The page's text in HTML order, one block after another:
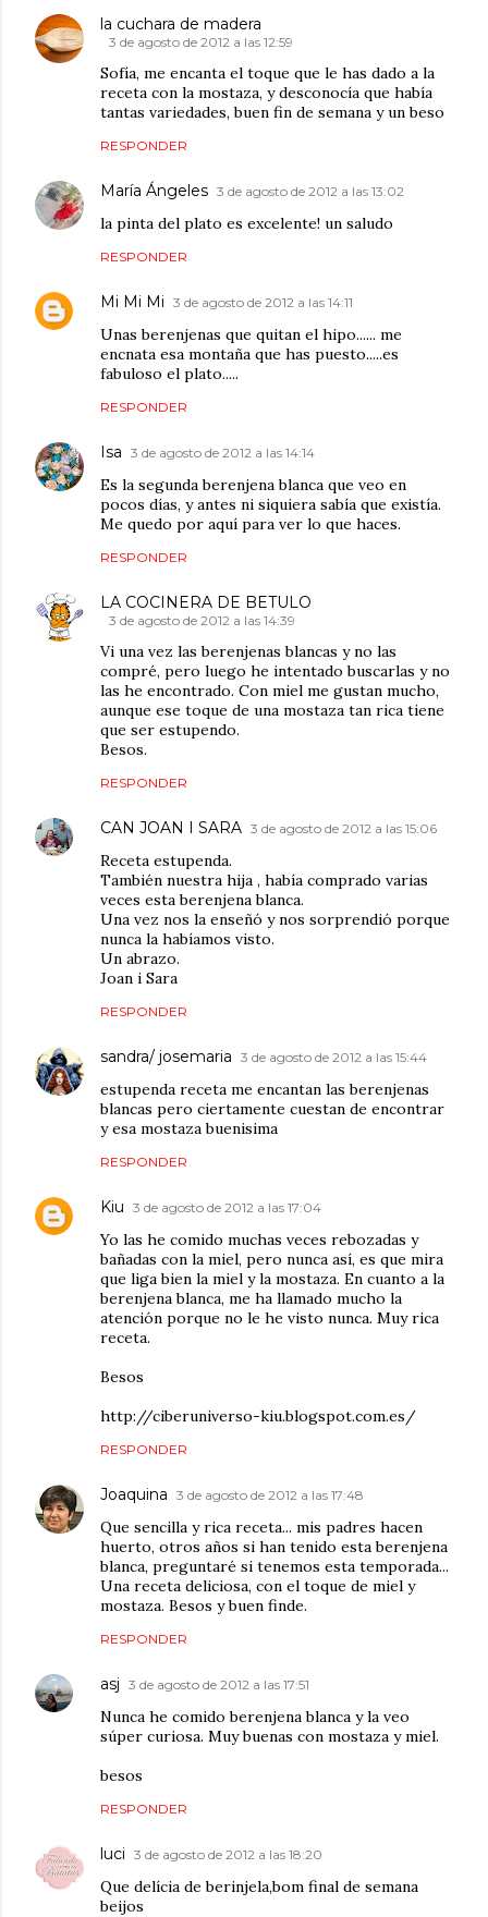
la cuchara de madera
3 de agosto de 2012 a las 12:59
Sofía, me encanta el toque que le has dado a la
receta con la mostaza, y desconocía que había
tantas variedades, buen fin de semana y un beso
RESPONDER
María Ángeles 3 de agosto de 2012 a las 13:02
la pinta del plato es excelente! un saludo
RESPONDER
Mi Mi Mi 3 de agosto de 2012 a las 14:11
Unas berenjenas que quitan el hipo...... me
encnata esa montaña que has puesto.....es
fabuloso el plato.....
RESPONDER
Isa 3 de agosto de 2012 a las 14:14
Es la segunda berenjena blanca que veo en
pocos días, y antes ni siquiera sabía que existía.
Me quedo por aquí para ver lo que haces.
RESPONDER
LA COCINERA DE BETULO
3 de agosto de 2012 a las 14:39
Vi una vez las berenjenas blancas y no las
compré, pero luego he intentado buscarlas y no
las he encontrado. Con miel me gustan mucho,
aunque ese toque de una mostaza tan rica tiene
que ser estupendo.
Besos.
RESPONDER
CAN JOAN I SARA 3 de agosto de 2012 a las 15:06
Receta estupenda.
También nuestra hija , había comprado varias
veces esta berenjena blanca.
Una vez nos la enseñó y nos sorprendió porque
nunca la habíamos visto.
Un abrazo.
Joan i Sara
RESPONDER
sandra/ josemaria 3 de agosto de 2012 a las 15:44
estupenda receta me encantan las berenjenas
blancas pero ciertamente cuestan de encontrar
y esa mostaza buenisima
RESPONDER
Kiu 3 de agosto de 2012 a las 17:04
Yo las he comido muchas veces rebozadas y
bañadas con la miel, pero nunca así, es que mira
que liga bien la miel y la mostaza. En cuanto a la
berenjena blanca, me ha llamado mucho la
atención porque no le he visto nunca. Muy rica
receta.
Besos
http://ciberuniverso-kiu.blogspot.com.es/
RESPONDER
Joaquina 3 de agosto de 2012 a las 17:48
Que sencilla y rica receta... mis padres hacen
huerto, otros años si han tenido esta berenjena
blanca, preguntaré si tenemos esta temporada...
Una receta deliciosa, con el toque de miel y
mostaza. Besos y buen finde.
RESPONDER
asj 3 de agosto de 2012 a las 17:51
Nunca he comido berenjena blanca y la veo
súper curiosa. Muy buenas con mostaza y miel.
besos
RESPONDER
luci 3 de agosto de 2012 a las 18:20
Que delícia de berinjela,bom final de semana
beijos